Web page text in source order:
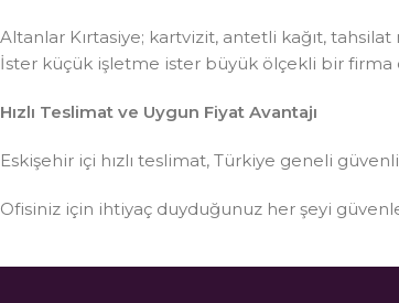
Altanlar Kırtasiye; kartvizit, antetli kağıt,
İster küçük işletme ister büyük ölçekli bir
Hızlı Teslimat ve Uygun Fiyat Avantajı
Eskişehir içi hızlı teslimat, Türkiye geneli
Ofisiniz için ihtiyaç duyduğunuz her şeyi